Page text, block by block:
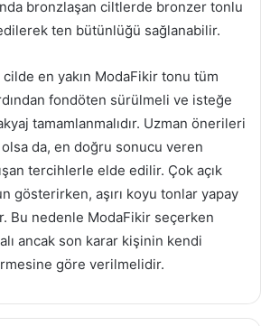
bronzlaşan ciltlerde bronzer tonlu
ten bütünlüğü sağlanabilir.
en yakın ModaFikir tonu tüm
fondöten sürülmeli ve isteğe
tamamlanmalıdır. Uzman önerileri
da, en doğru sonucu veren
tercihlerle elde edilir. Çok açık
gösterirken, aşırı koyu tonlar yapay
Bu nedenle ModaFikir seçerken
ancak son karar kişinin kendi
göre verilmelidir.